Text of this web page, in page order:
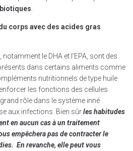
corps avec des acides gras
, notamment le DHA et l’EPA, sont des
dans certains aliments comme
nutritionnels de type huile
les fonctions des cellules
rôle dans le système inné
aux infections. Bien sûrles habitudes
en aucun cas à un traitement
empêchera pas de contracter le
En revanche, elle peut vous